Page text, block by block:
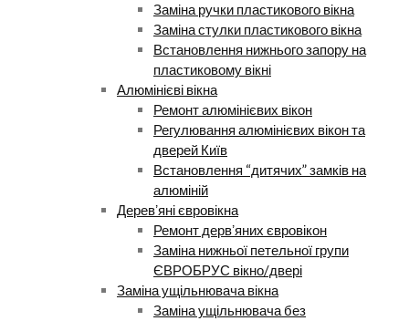
Заміна ручки пластикового вікна
Заміна стулки пластикового вікна
Встановлення нижнього запору на
пластиковому вікні
Алюмінієві вікна
Ремонт алюмінієвих вікон
Регулювання алюмінієвих вікон та
дверей Київ
Встановлення “дитячих” замків на
алюміній
Деревʼяні євровікна
Ремонт дервʼяних євровікон
Заміна нижньої петельної групи
ЄВРОБРУС вікно/двері
Заміна ущільнювача вікна
Заміна ущільнювача без